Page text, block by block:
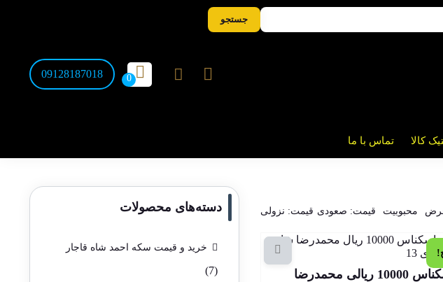
09128187018
کالا تماس با ما
محبوبیت قیمت: صعودی قیمت: نزولی
اسکناس 10000 ریالی محمدرضا
دسته‌های محصولات
خرید و قیمت سکه احمد شاه قاجار
(7)
جستجو